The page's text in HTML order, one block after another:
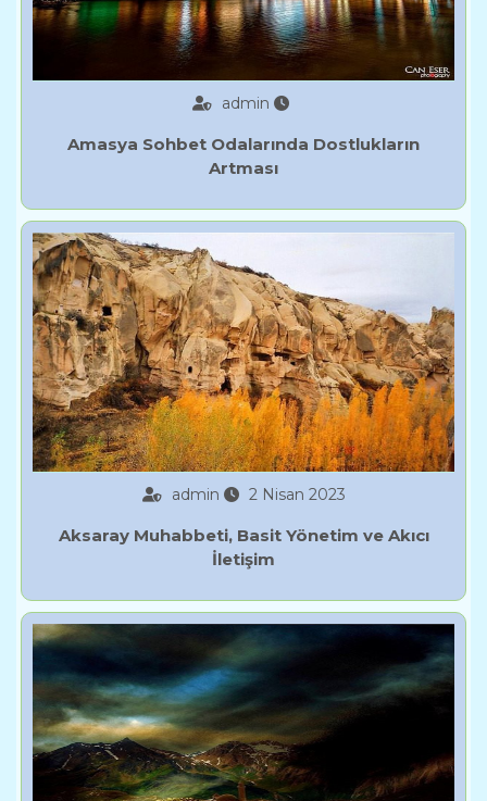
admin
Amasya Sohbet Odalarında Dostlukların
Artması
admin 2 Nisan 2023
Aksaray Muhabbeti, Basit Yönetim ve Akıcı
İletişim